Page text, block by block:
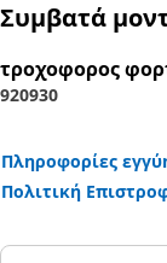
Συμβατά
τροχοφορος
920930
Πληροφορίες
Πολιτική